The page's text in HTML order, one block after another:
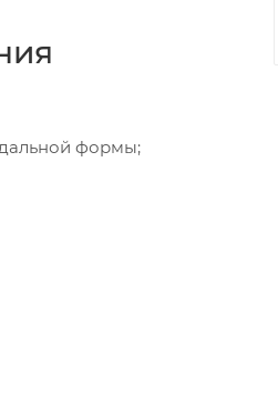
формы;